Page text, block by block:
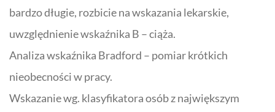
bardzo długie, rozbicie na wskazania lekarskie,
uwzględnienie wskaźnika B – ciąża.
Analiza wskaźnika Bradford – pomiar krótkich
nieobecności w pracy.
Wskazanie wg. klasyfikatora osób z największym